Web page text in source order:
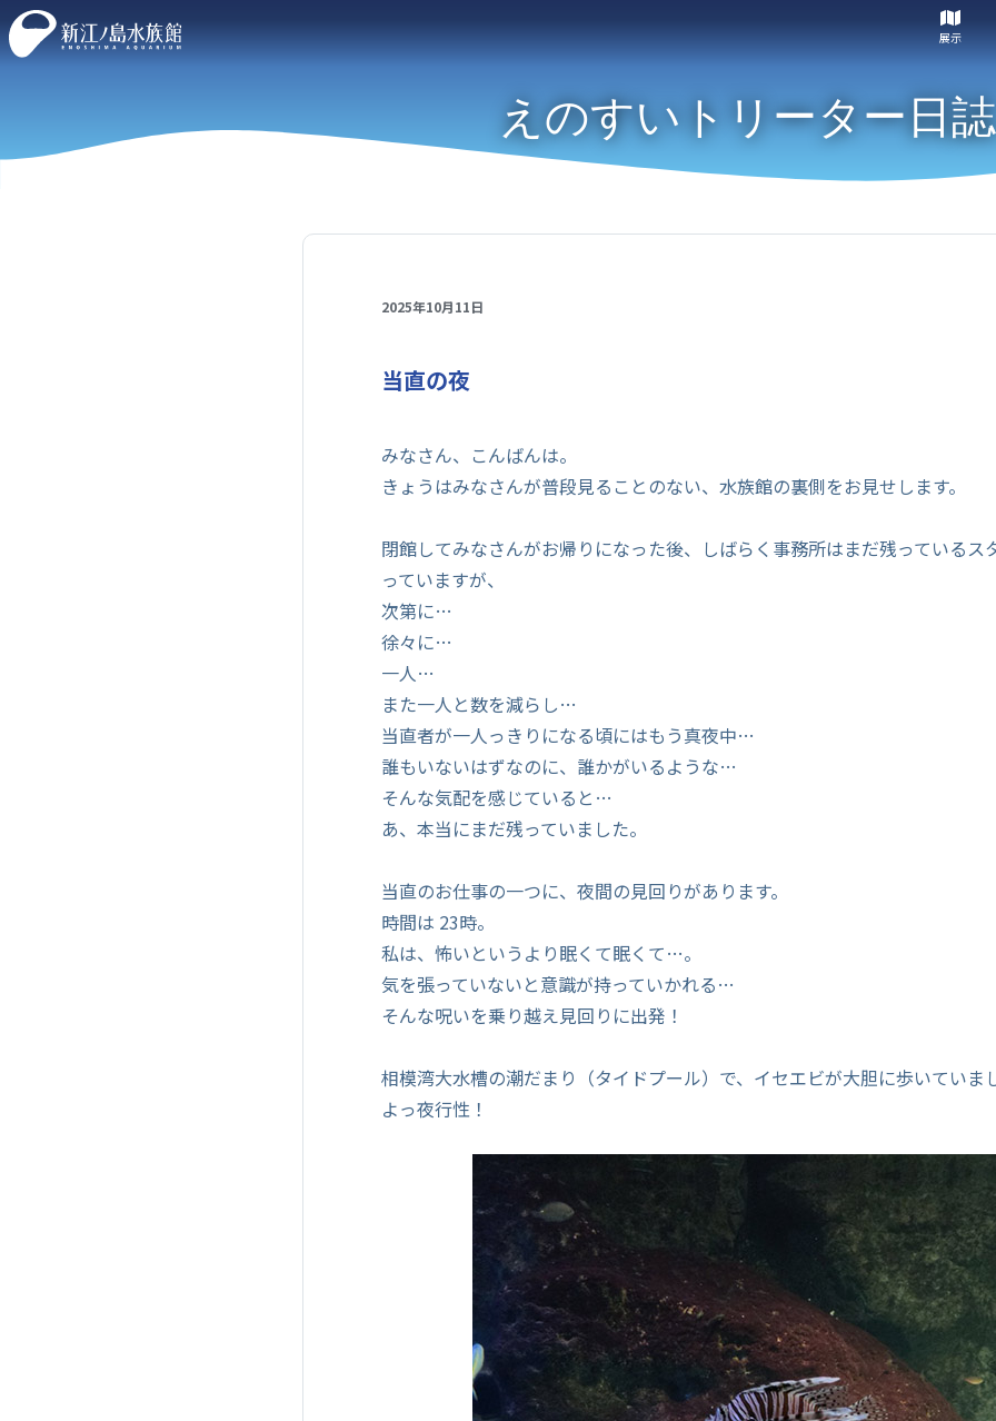
展示
えのすいトリーター日誌
2025年10月11日
当直の夜
みなさん、こんばんは。
きょうはみなさんが普段見ることのない、水族館の裏側をお見せします。
閉館してみなさんがお帰りになった後、しばらく事務所はまだ残っているス
っていますが、
次第に…
徐々に…
一人…
また一人と数を減らし…
当直者が一人っきりになる頃にはもう真夜中…
誰もいないはずなのに、誰かがいるような…
そんな気配を感じていると…
あ、本当にまだ残っていました。
当直のお仕事の一つに、夜間の見回りがあります。
時間は 23時。
私は、怖いというより眠くて眠くて…。
気を張っていないと意識が持っていかれる…
そんな呪いを乗り越え見回りに出発！
相模湾大水槽の潮だまり（タイドプール）で、イセエビが大胆に歩いていま
よっ夜行性！